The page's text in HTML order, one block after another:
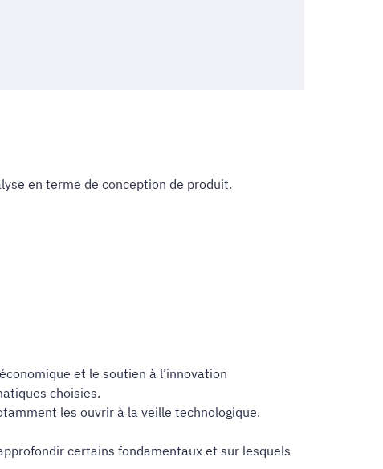
en terme de conception de produit.
et le soutien à l’innovation
choisies.
les ouvrir à la veille technologique.
certains fondamentaux et sur lesquels